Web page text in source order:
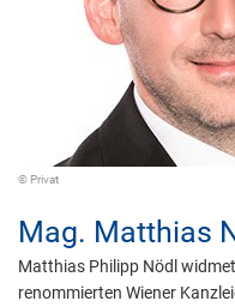
© Privat
Mag. Matthias
Matthias Philipp Nödl
renommierten Wiener